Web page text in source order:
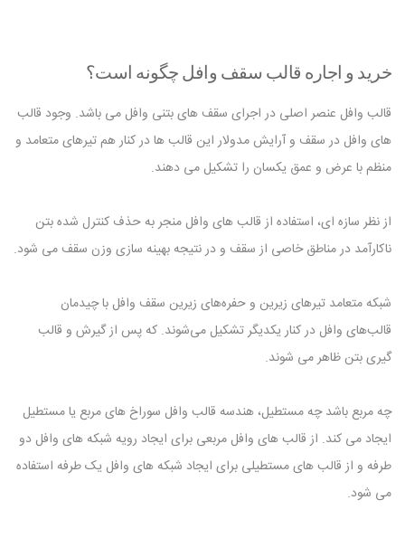
خرید و اجاره قالب سقف وافل چگونه است؟
قالب وافل عنصر اصلی در اجرای سقف های بتنی وافل می باشد. وجود قالب
های وافل در سقف و آرایش مدولار این قالب ها در کنار هم تیرهای متعامد و
منظم با عرض و عمق یکسان را تشکیل می دهند.
از نظر سازه ای، استفاده از قالب های وافل منجر به حذف کنترل شده بتن
ناکارآمد در مناطق خاصی از سقف و در نتیجه بهینه سازی وزن سقف می شود.
شبکه متعامد تیرهای زیرین و حفره‌های زیرین سقف وافل با چیدمان
قالب‌های وافل در کنار یکدیگر تشکیل می‌شوند. که پس از گیرش و قالب
گیری بتن ظاهر می شوند.
چه مربع باشد چه مستطیل، هندسه قالب وافل سوراخ های مربع یا مستطیل
ایجاد می کند. از قالب های وافل مربعی برای ایجاد رویه شبکه های وافل دو
طرفه و از قالب های مستطیلی برای ایجاد شبکه های وافل یک طرفه استفاده
می شود.